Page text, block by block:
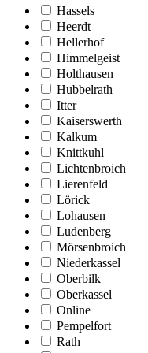
Hassels
Heerdt
Hellerhof
Himmelgeist
Holthausen
Hubbelrath
Itter
Kaiserswerth
Kalkum
Knittkuhl
Lichtenbroich
Lierenfeld
Lörick
Lohausen
Ludenberg
Mörsenbroich
Niederkassel
Oberbilk
Oberkassel
Online
Pempelfort
Rath